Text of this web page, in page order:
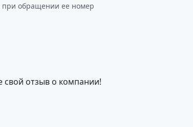
обращении ее номер
свой отзыв о компании!